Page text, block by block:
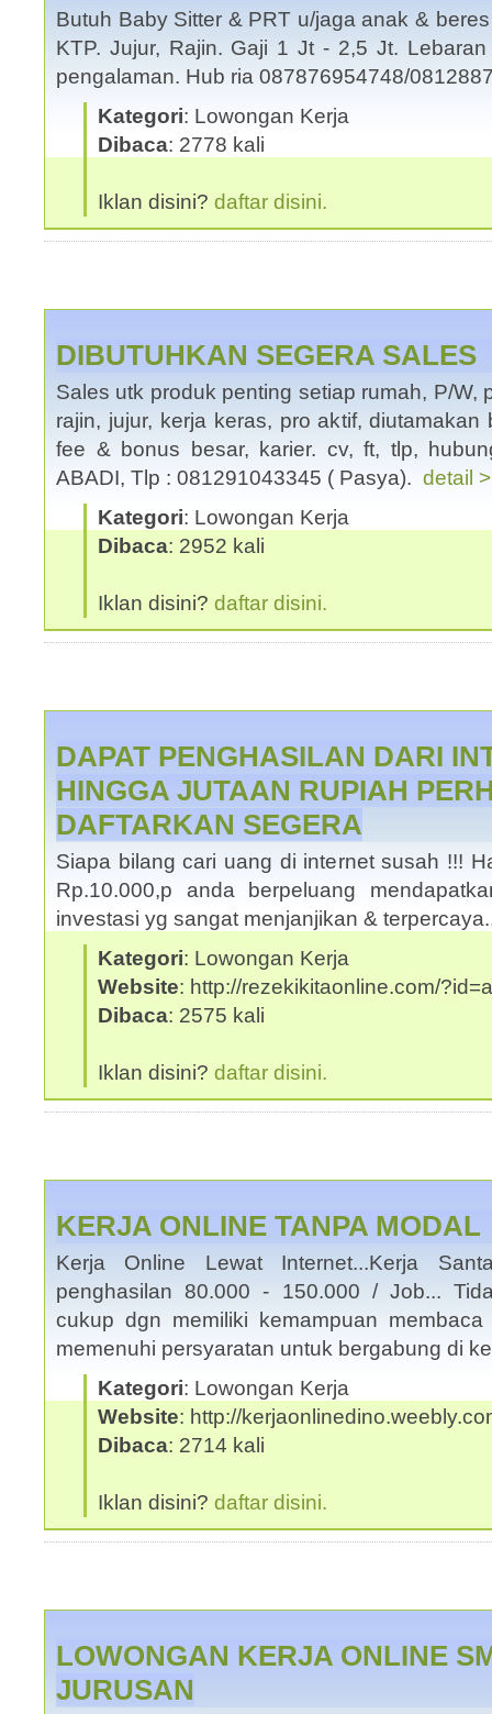
Butuh Baby Sitter & PRT u/jaga anak &
KTP. Jujur, Rajin. Gaji 1 Jt - 2,5 Jt.
pengalaman. Hub ria 087876954748/
Kategori: Lowongan Kerja
Dibaca: 2778 kali
Iklan disini? daftar disini.
DIBUTUHKAN SEGERA SALES
Sales utk produk penting setiap rumah, P/W,
rajin, jujur, kerja keras, pro aktif,
fee & bonus besar, karier. cv, ft, tlp,
ABADI, Tlp : 081291043345 ( Pasya). detail
Kategori: Lowongan Kerja
Dibaca: 2952 kali
Iklan disini? daftar disini.
DAPAT PENGHASILAN DARI
HINGGA JUTAAN RUPIAH
DAFTARKAN SEGERA
Siapa bilang cari uang di internet susah !!!
Rp.10.000,p anda berpeluang
investasi yg sangat menjanjikan &
Kategori: Lowongan Kerja
Website: http://rezekikitaonline.com/
Dibaca: 2575 kali
Iklan disini? daftar disini.
KERJA ONLINE TANPA MODAL
Kerja Online Lewat Internet...Kerja
penghasilan 80.000 - 150.000 / Job...
cukup dgn memiliki kemampuan
memenuhi persyaratan untuk bergabung di
Kategori: Lowongan Kerja
Website: http://
Dibaca: 2714 kali
Iklan disini? daftar disini.
LOWONGAN KERJA ONLINE
JURUSAN